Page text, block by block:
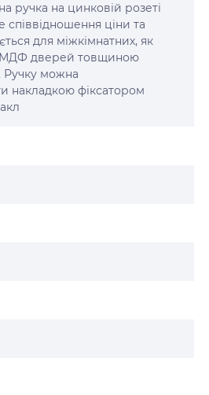
ручка на цинковій розеті
ціни та
для міжкімнатних, як
МДФ дверей товщиною
Ручку можна
накладкою фіксатором